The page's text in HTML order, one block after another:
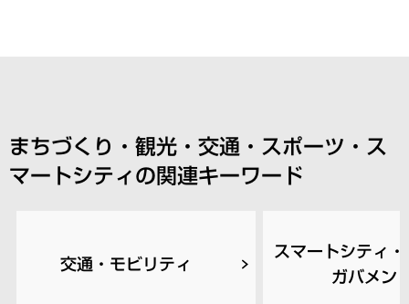
まちづくり・観光・交通・スポーツ・ス
マートシティの関連キーワード
交通・モビリティ
スマートシティ
ガバメン